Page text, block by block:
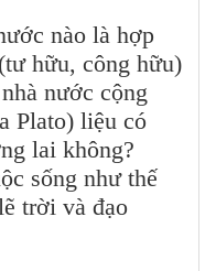
nào là hợp
hữu, công hữu)
nước cộng
Plato) liệu có
lai không?
sống như thế
trời và đạo